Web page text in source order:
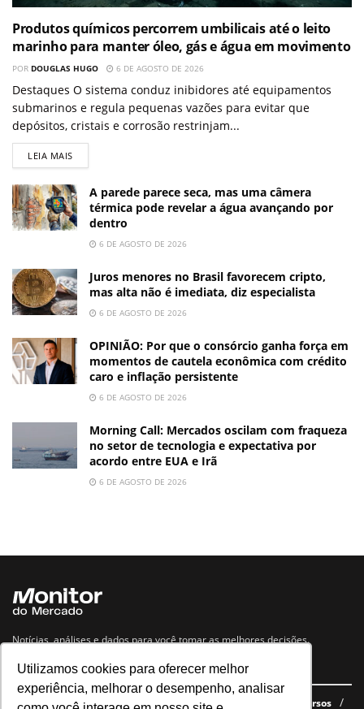
Utilizamos cookies para oferecer melhor
experiência, melhorar o desempenho, analisar
Produtos químicos percorrem umbilicais até o leito
marinho para manter óleo, gás e água em movimento
POR DOUGLAS HUGO 6 DE AGOSTO DE 2026
Destaques O sistema conduz inibidores até equipamentos
submarinos e regula pequenas vazões para evitar que
depósitos, cristais e corrosão restrinjam...
LEIA MAIS
A parede parece seca, mas uma câmera
térmica pode revelar a água avançando por
dentro
6 DE AGOSTO DE 2026
Juros menores no Brasil favorecem cripto,
mas alta não é imediata, diz especialista
6 DE AGOSTO DE 2026
OPINIÃO: Por que o consórcio ganha força em
momentos de cautela econômica com crédito
caro e inflação persistente
6 DE AGOSTO DE 2026
Morning Call: Mercados oscilam com fraqueza
no setor de tecnologia e expectativa por
acordo entre EUA e Irã
6 DE AGOSTO DE 2026
Notícias, análises e dados para você tomar as melhores decisões.
Navegue no site
Últimas notícias Quem somos E-books gratuitos Cursos